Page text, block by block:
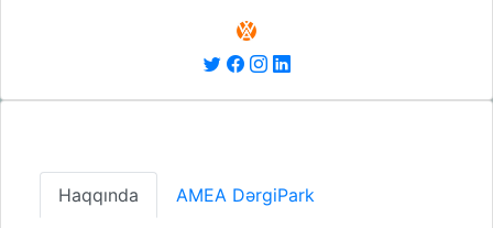
Haqqında AMEA DərgiPark